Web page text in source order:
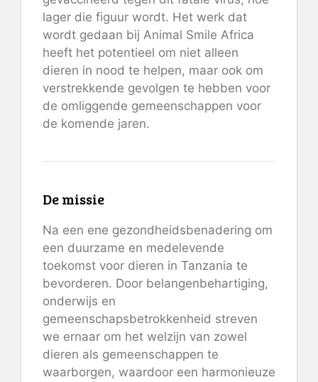
lager die figuur wordt. Het werk dat
wordt gedaan bij Animal Smile Africa
heeft het potentieel om niet alleen
dieren in nood te helpen, maar ook om
verstrekkende gevolgen te hebben voor
de omliggende gemeenschappen voor
de komende jaren.
De missie
Na een ene gezondheidsbenadering om
een ​​duurzame en medelevende
toekomst voor dieren in Tanzania te
bevorderen. Door belangenbehartiging,
onderwijs en
gemeenschapsbetrokkenheid streven
we ernaar om het welzijn van zowel
dieren als gemeenschappen te
waarborgen, waardoor een harmonieuze